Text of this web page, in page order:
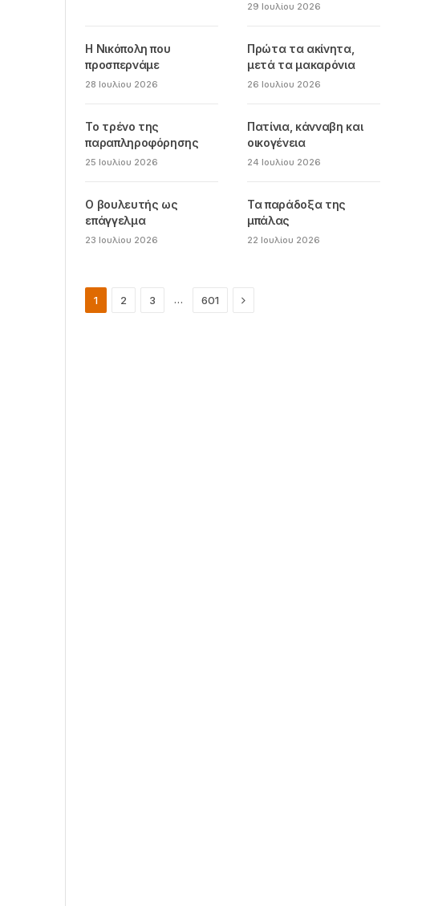
29 Ιουλίου 2026
Η Νικόπολη που
προσπερνάμε
28 Ιουλίου 2026
Πρώτα τα ακίνητα,
μετά τα μακαρόνια
26 Ιουλίου 2026
Το τρένο της
παραπληροφόρησης
25 Ιουλίου 2026
Πατίνια, κάνναβη και
οικογένεια
24 Ιουλίου 2026
Ο βουλευτής ως
επάγγελμα
23 Ιουλίου 2026
Τα παράδοξα της
μπάλας
22 Ιουλίου 2026
1 2 3 … 601 Next